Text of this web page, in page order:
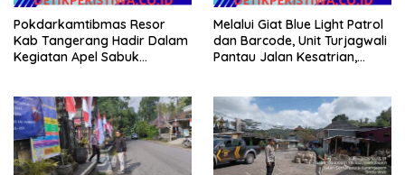
Pokdarkamtibmas Resor
Kab Tangerang Hadir Dalam
Kegiatan Apel Sabuk
Melalui Giat Blue Light Patrol
dan Barcode, Unit Turjagwali
Pantau Jalan Kesatrian,